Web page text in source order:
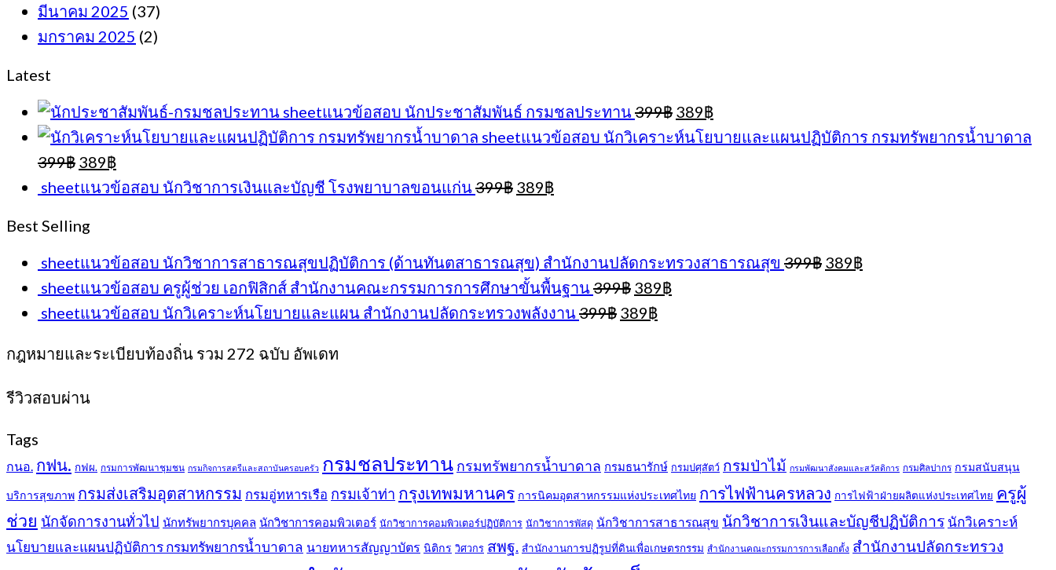
มีนาคม 2025 (37)
มกราคม 2025 (2)
Latest
sheetแนวข้อสอบ นักประชาสัมพันธ์ กรมชลประทาน399฿ Original
price
was:
389฿Current
is:
sheetแนวข้อสอบ นักวิเคราะห์นโยบายและแผนปฏิบัติการ กรมทรัพยากรน้ำบาดาล
399฿ Original
was:
389฿Current
price
is:
sheetแนวข้อสอบ นักวิชาการเงินและบัญชี โรงพยาบาลขอนแก่น399฿ Original
389฿Current
Best Selling
sheetแนวข้อสอบ นักวิชาการสาธารณสุขปฏิบัติการ (ด้านทันตสาธารณสุข) สำนักงานปลัดกระทรวงสาธารณสุข 399฿ Original
389฿Current
sheetแนวข้อสอบ ครูผู้ช่วย เอกฟิสิกส์ สำนักงานคณะกรรมการการศึกษาขั้นพื้นฐาน399฿ Original
price
was:
389฿Current
sheetแนวข้อสอบ นักวิเคราะห์นโยบายและแผน สำนักงานปลัดกระทรวงพลังงาน399฿ Original
389฿Current
กฎหมายและระเบียบท้องถิ่น รวม 272 ฉบับ อัพเดท
รีวิวสอบผ่าน
Tags
กนอ. กฟน. กฟผ. กรมการพัฒนาชุมชน กรมกิจการสตรีและสถาบันครอบครัว กรมชลประทาน กรมทรัพยากรน้ำบาดาล กรมธนารักษ์ กรมปศุสัตว์ กรมป่าไม้ กรมพัฒนาสังคมและสวัสดิการ กรมศิลปากร กรมสนับสนุน
บริการสุขภาพ กรมส่งเสริมอุตสาหกรรม กรมอู่ทหารเรือ กรมเจ้าท่า กรุงเทพมหานคร การนิคมอุตสาหกรรมแห่งประเทศไทย การไฟฟ้านครหลวง การไฟฟ้าฝ่ายผลิตแห่งประเทศไทย ครูผู้
ช่วย นักจัดการงานทั่วไป นักทรัพยากรบุคคล นักวิชาการคอมพิวเตอร์ นักวิชาการคอมพิวเตอร์ปฏิบัติการ นักวิชาการพัสดุ นักวิชาการสาธารณสุข นักวิชาการเงินและบัญชีปฏิบัติการ นักวิเคราะห์
นโยบายและแผนปฏิบัติการ กรมทรัพยากรน้ำบาดาล นายทหารสัญญาบัตร นิติกร วิศวกร สพฐ. สำนักงานการปฏิรูปที่ดินเพื่อเกษตรกรรม สำนักงานคณะกรรมการการเลือกตั้ง สำนักงานปลัดกระทรวง